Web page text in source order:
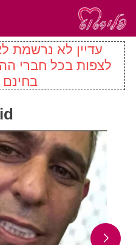
עדיין לא נרשמת
לצפות בכל חברי
בחינם